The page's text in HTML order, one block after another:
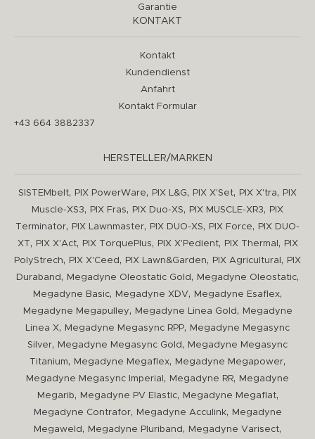
Garantie
KONTAKT
Kontakt
Kundendienst
Anfahrt
Kontakt Formular
+43 664 3882337
HERSTELLER/MARKEN
SISTEMbelt, PIX PowerWare, PIX L&G, PIX X'Set, PIX X'tra,
PIX
Muscle-XS3, PIX Fras, PIX Duo-XS, PIX MUSCLE-XR3,
PIX
Terminator, PIX Lawnmaster, PIX DUO-XS, PIX Force,
PIX DUO-
XT, PIX X'Act, PIX TorquePlus, PIX X'Pedient, PIX Thermal ,
PIX
PolyStrech, PIX X'Ceed , PIX Lawn&Garden, PIX Agricultural ,
PIX
Duraband , Megadyne Oleostatic Gold , Megadyne Oleostatic,
Megadyne Basic, Megadyne XDV, Megadyne Esaflex,
Megadyne Megapulley, Megadyne Linea Gold ,
Megadyne
Linea X, Megadyne Megasync RPP,
Megadyne Megasync
Silver, Megadyne Megasync Gold ,
Megadyne Megasync
Titanium, Megadyne Megaflex, Megadyne Megapower,
Megadyne Megasync Imperial , Megadyne RR,
Megadyne
Megarib, Megadyne PV Elastic, Megadyne Megaflat,
Megadyne Contrafor, Megadyne Acculink,
Megadyne
Megaweld , Megadyne Pluriband , Megadyne Varisect,